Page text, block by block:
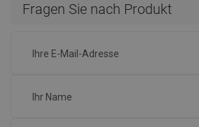
Fragen Sie nach Produkt